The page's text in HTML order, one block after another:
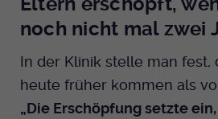
noch nicht mal zwei
In der Klinik stelle man fest,
heute früher kommen als
„Die Erschöpfung setzte